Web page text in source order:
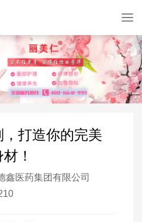
T
o
g
g
l
e
n
打造你的完美
！
鑫医药集团有限公司